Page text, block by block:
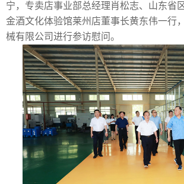
宁，专卖店事业部总经理肖松志、山东省
金酒文化体验馆莱州店董事长黄东伟一行
械有限公司进行参访慰问。